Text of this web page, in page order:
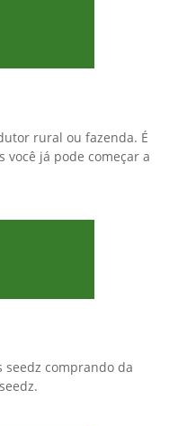
rural ou fazenda. É
já pode começar a
seedz comprando da